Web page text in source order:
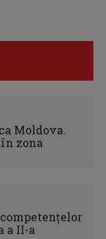
Moldova.
zona
a II-a